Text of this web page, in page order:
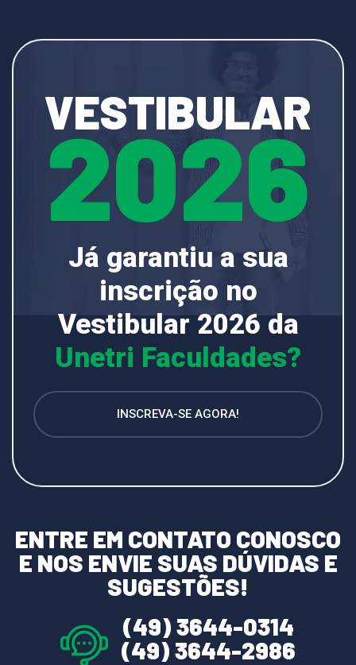
VESTIBULAR
2026
Já garantiu a sua
inscrição no
Vestibular 2026 da
Unetri Faculdades?
INSCREVA-SE AGORA!
ENTRE EM CONTATO CONOSCO
E NOS ENVIE SUAS DÚVIDAS E
SUGESTÕES!
(49) 3644-0314
(49) 3644-2986